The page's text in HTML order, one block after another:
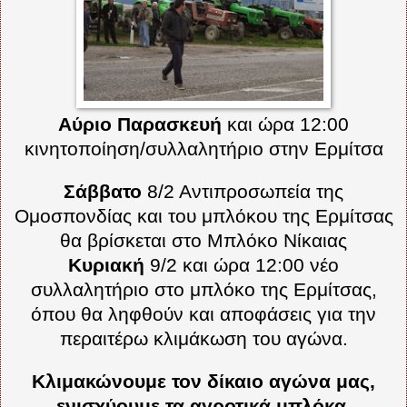
Αύριο Παρασκευή και ώρα 12:00
κινητοποίηση/συλλαλητήριο στην Ερμίτσα
Σάββατο 8/2 Αντιπροσωπεία της
Ομοσπονδίας και του μπλόκου της Ερμίτσας
θα βρίσκεται στο Μπλόκο Νίκαιας
Κυριακή 9/2 και ώρα 12:00 νέο
συλλαλητήριο στο μπλόκο της Ερμίτσας,
όπου θα ληφθούν και αποφάσεις για την
περαιτέρω κλιμάκωση του αγώνα.
Κλιμακώνουμε τον δίκαιο αγώνα μας,